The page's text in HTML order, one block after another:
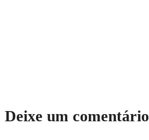
Deixe um comentário